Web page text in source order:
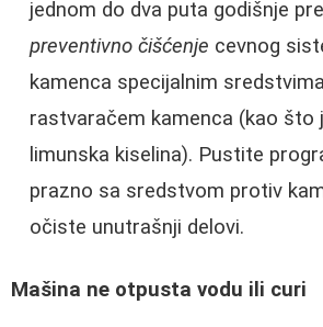
jednom do dva puta godišnje
preventivno čišćenje cevnog
kamenca specijalnim
rastvaračem kamenca (kao što
limunska kiselina). Pustite
prazno sa sredstvom protiv
očiste unutrašnji delovi.
Mašina ne otpusta vodu ili curi